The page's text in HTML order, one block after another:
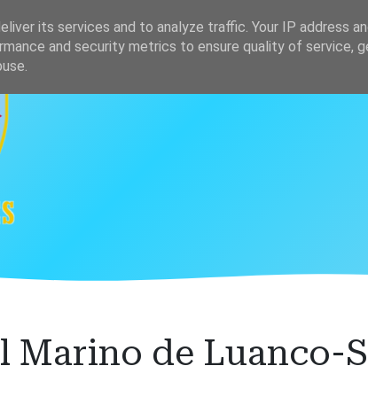
Clasificación
Marino de Luanco-
its services and to analyze traffic. Your IP address
and security metrics to ensure quality of service,